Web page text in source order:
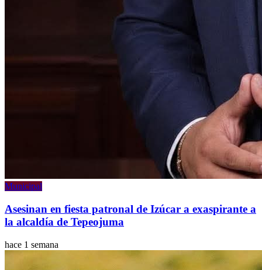
Municipal
Asesinan en fiesta patronal de Izúcar a exaspirante a
la alcaldía de Tepeojuma
hace 1 semana